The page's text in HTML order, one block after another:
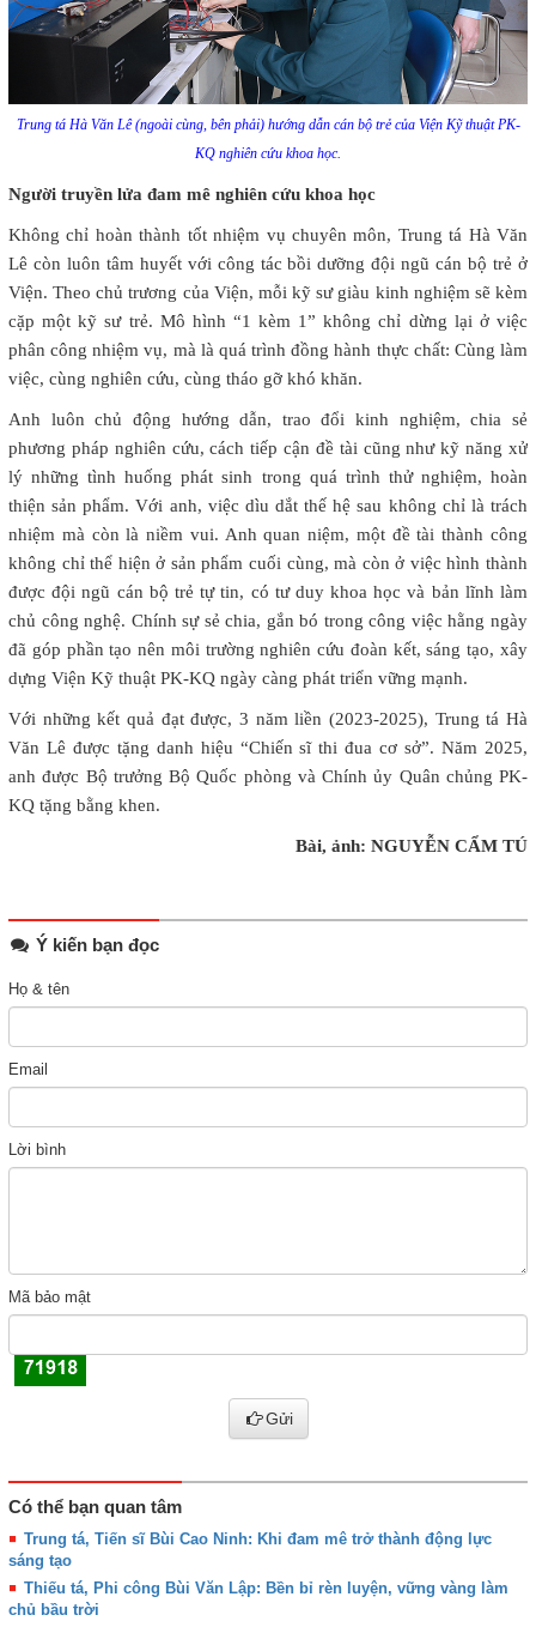
Trung tá Hà Văn Lê (ngoài cùng, bên phải) hướng dẫn cán bộ trẻ của Viện Kỹ thuật PK-
KQ nghiên cứu khoa học.
Người truyền lửa đam mê nghiên cứu khoa học
Không chỉ hoàn thành tốt nhiệm vụ chuyên môn, Trung tá Hà Văn
Lê còn luôn tâm huyết với công tác bồi dưỡng đội ngũ cán bộ trẻ ở
Viện. Theo chủ trương của Viện, mỗi kỹ sư giàu kinh nghiệm sẽ kèm
cặp một kỹ sư trẻ. Mô hình “1 kèm 1” không chỉ dừng lại ở việc
phân công nhiệm vụ, mà là quá trình đồng hành thực chất: Cùng làm
việc, cùng nghiên cứu, cùng tháo gỡ khó khăn.
Anh luôn chủ động hướng dẫn, trao đổi kinh nghiệm, chia sẻ
phương pháp nghiên cứu, cách tiếp cận đề tài cũng như kỹ năng xử
lý những tình huống phát sinh trong quá trình thử nghiệm, hoàn
thiện sản phẩm. Với anh, việc dìu dắt thế hệ sau không chỉ là trách
nhiệm mà còn là niềm vui. Anh quan niệm, một đề tài thành công
không chỉ thể hiện ở sản phẩm cuối cùng, mà còn ở việc hình thành
được đội ngũ cán bộ trẻ tự tin, có tư duy khoa học và bản lĩnh làm
chủ công nghệ. Chính sự sẻ chia, gắn bó trong công việc hằng ngày
đã góp phần tạo nên môi trường nghiên cứu đoàn kết, sáng tạo, xây
dựng Viện Kỹ thuật PK-KQ ngày càng phát triển vững mạnh.
Với những kết quả đạt được, 3 năm liền (2023-2025), Trung tá Hà
Văn Lê được tặng danh hiệu “Chiến sĩ thi đua cơ sở”. Năm 2025,
anh được Bộ trưởng Bộ Quốc phòng và Chính ủy Quân chủng PK-
KQ tặng bằng khen.
Bài, ảnh: NGUYỄN CẨM TÚ
Ý kiến bạn đọc
Họ & tên
Email
Lời bình
Mã bảo mật
Gửi
Có thể bạn quan tâm
Trung tá, Tiến sĩ Bùi Cao Ninh: Khi đam mê trở thành động lực
sáng tạo
Thiếu tá, Phi công Bùi Văn Lập: Bền bỉ rèn luyện, vững vàng làm
chủ bầu trời